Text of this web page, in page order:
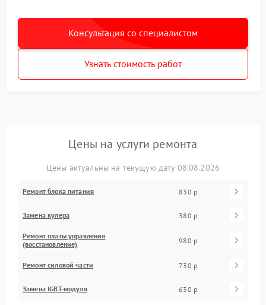
Консультация со специалистом
Узнать стоимость работ
Цены на услуги ремонта
Цены актуальны на текущую дату 08.08.2026
Ремонт блока питания 830 р
Замена кулера 380 р
Ремонт платы управления
(восстановление)
980 р
Ремонт силовой части 730 р
Замена IGBT-модуля 630 р